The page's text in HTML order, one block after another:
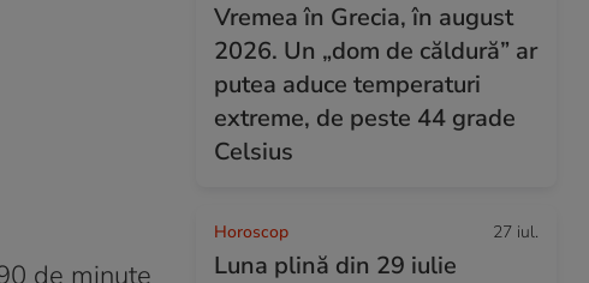
de minute
Vremea în Grecia, în august
2026. Un „dom de căldură” ar
putea aduce temperaturi
extreme, de peste 44 grade
Celsius
Horoscop 27 iul.
Luna plină din 29 iulie